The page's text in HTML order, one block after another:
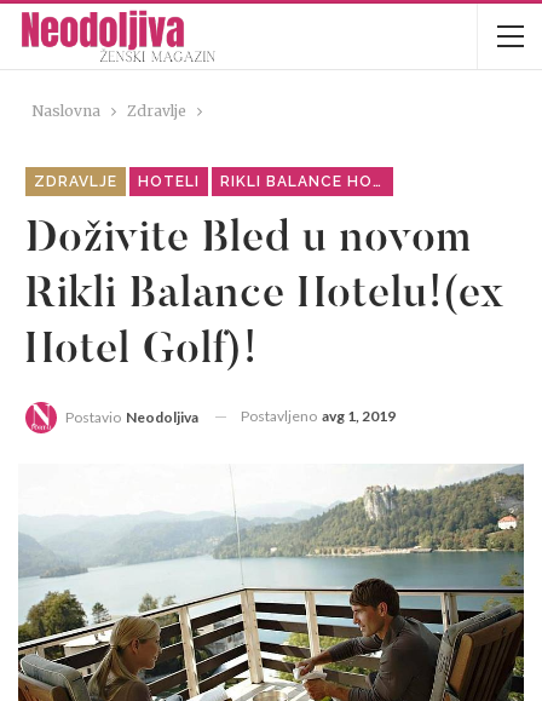
Naslovna Zdravlje
ZDRAVLJE HOTELI RIKLI BALANCE HOTEL-BLED
Doživite Bled u novom
Rikli Balance Hotelu!(ex
Hotel Golf)!
Postavio Neodoljiva Postavljeno avg 1, 2019